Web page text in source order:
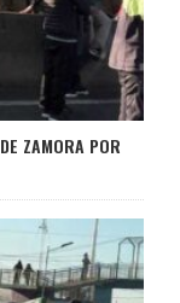
ZAMORA POR